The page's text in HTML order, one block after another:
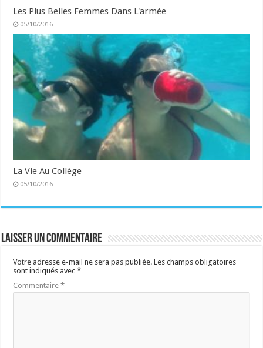
Les Plus Belles Femmes Dans L'armée
05/10/2016
La Vie Au Collège
05/10/2016
Laisser un commentaire
Votre adresse e-mail ne sera pas publiée. Les champs obligatoires
sont indiqués avec*
Commentaire*